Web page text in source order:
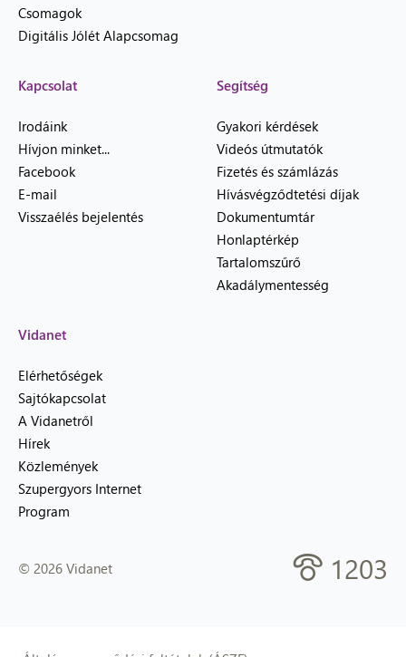
Csomagok
Digitális Jólét Alapcsomag
Kapcsolat
Irodáink
Hívjon minket...
Facebook
E-mail
Visszaélés bejelentés
Segítség
Gyakori kérdések
Videós útmutatók
Fizetés és számlázás
Hívásvégződtetési díjak
Dokumentumtár
Honlaptérkép
Tartalomszűrő
Akadálymentesség
Vidanet
Elérhetőségek
Sajtókapcsolat
A Vidanetről
Hírek
Közlemények
Szupergyors Internet
Program
© 2026 Vidanet 1203